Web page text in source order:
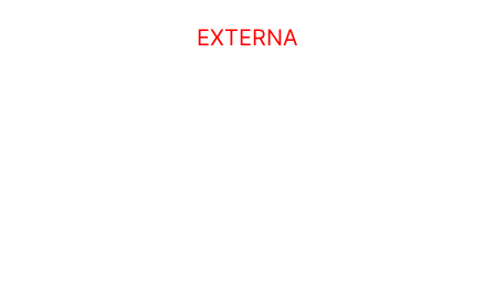
EXTERNA